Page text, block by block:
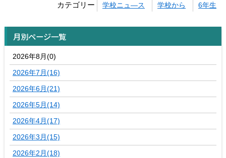
カテゴリー 学校ニュ―ス 学校から 6年生
月別ページ一覧
2026年8月(0)
2026年7月(16)
2026年6月(21)
2026年5月(14)
2026年4月(17)
2026年3月(15)
2026年2月(18)